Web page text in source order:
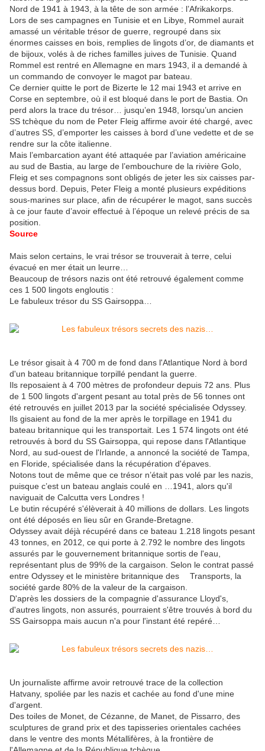
Nord de 1941 à 1943, à la tête de son armée : l’Afrikakorps.
Lors de ses campagnes en Tunisie et en Libye, Rommel aurait
amassé un véritable trésor de guerre, regroupé dans six
énormes caisses en bois, remplies de lingots d’or, de diamants et
de bijoux, volés à de riches familles juives de Tunisie. Quand
Rommel est rentré en Allemagne en mars 1943, il a demandé à
un commando de convoyer le magot par bateau.
Ce dernier quitte le port de Bizerte le 12 mai 1943 et arrive en
Corse en septembre, où il est bloqué dans le port de Bastia. On
perd alors la trace du trésor… jusqu’en 1948, lorsqu’un ancien
SS tchèque du nom de Peter Fleig affirme avoir été chargé, avec
d’autres SS, d’emporter les caisses à bord d’une vedette et de se
rendre sur la côte italienne.
Mais l’embarcation ayant été attaquée par l’aviation américaine
au sud de Bastia, au large de l’embouchure de la rivière Golo,
Fleig et ses compagnons sont obligés de jeter les six caisses par-
dessus bord. Depuis, Peter Fleig a monté plusieurs expéditions
sous-marines sur place, afin de récupérer le magot, sans succès
à ce jour faute d’avoir effectué à l’époque un relevé précis de sa
position.
Source
Mais selon certains, le vrai trésor se trouverait à terre, celui
évacué en mer était un leurre…
Beaucoup de trésors nazis ont été retrouvé également comme
ces 1 500 lingots engloutis :
Le fabuleux trésor du SS Gairsoppa…
Le trésor gisait à 4 700 m de fond dans l'Atlantique Nord à bord
d'un bateau britannique torpillé pendant la guerre.
Ils reposaient à 4 700 mètres de profondeur depuis 72 ans. Plus
de 1 500 lingots d'argent pesant au total près de 56 tonnes ont
été retrouvés en juillet 2013 par la société spécialisée Odyssey.
Ils gisaient au fond de la mer après le torpillage en 1941 du
bateau britannique qui les transportait. Les 1 574 lingots ont été
retrouvés à bord du SS Gairsoppa, qui repose dans l'Atlantique
Nord, au sud-ouest de l'Irlande, a annoncé la société de Tampa,
en Floride, spécialisée dans la récupération d'épaves.
Notons tout de même que ce trésor n’était pas volé par les nazis,
puisque c’est un bateau anglais coulé en …1941, alors qu'il
naviguait de Calcutta vers Londres !
Le butin récupéré s'élèverait à 40 millions de dollars. Les lingots
ont été déposés en lieu sûr en Grande-Bretagne.
Odyssey avait déjà récupéré dans ce bateau 1.218 lingots pesant
43 tonnes, en 2012, ce qui porte à 2.792 le nombre des lingots
assurés par le gouvernement britannique sortis de l'eau,
représentant plus de 99% de la cargaison. Selon le contrat passé
entre Odyssey et le ministère britannique des Transports, la
société garde 80% de la valeur de la cargaison.
D'après les dossiers de la compagnie d'assurance Lloyd's,
d'autres lingots, non assurés, pourraient s'être trouvés à bord du
SS Gairsoppa mais aucun n'a pour l'instant été repéré…
Un journaliste affirme avoir retrouvé trace de la collection
Hatvany, spoliée par les nazis et cachée au fond d'une mine
d'argent.
Des toiles de Monet, de Cézanne, de Manet, de Pissarro, des
sculptures de grand prix et des tapisseries orientales cachées
dans le ventre des monts Métallifères, à la frontière de